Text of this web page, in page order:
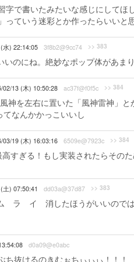
字で書いたみたいな感じにして
っていう迷彩とか作ったらいいと
水) 22:14:05 3f8b2@9cc74 >> 383
いのにね。絶妙なポップ体があま
02/13 (木) 10:50:28 ac37f@f0f5c >> 384
神を左右に置いた「風神雷神」
てなんかかっこいいし
03/19 (木) 16:03:16 6509e@7923c >> 384
すぎる！もし実装されたらその
土) 07:50:41 dd03a@37d87 >> 383
ラ イ 消したほうがいいのでは
d0a09@e0abc
ち抜けるのきむぉちぃぃぃ！！！